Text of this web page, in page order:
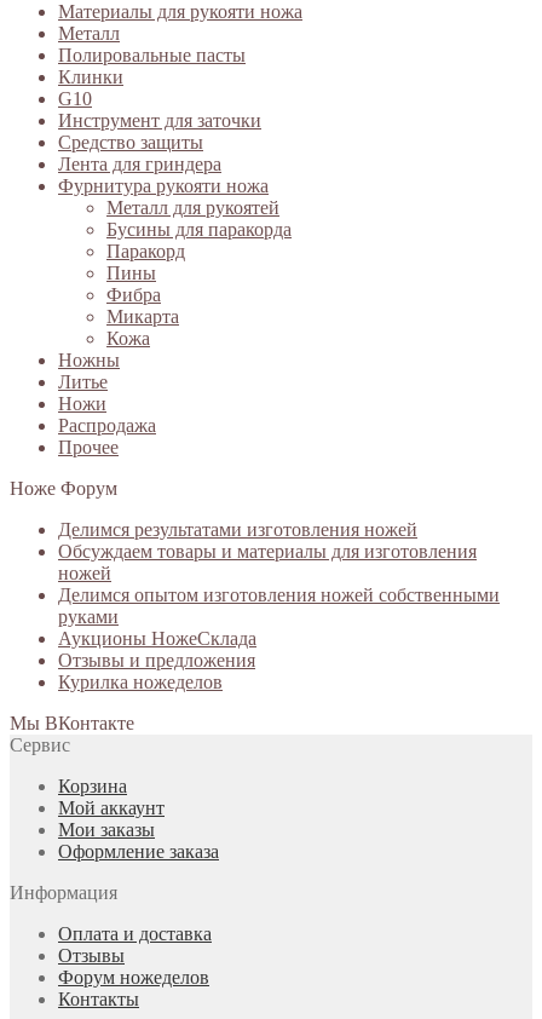
Материалы для рукояти ножа
Металл
Полировальные пасты
Клинки
G10
Инструмент для заточки
Средство защиты
Лента для гриндера
Фурнитура рукояти ножа
Металл для рукоятей
Бусины для паракорда
Паракорд
Пины
Фибра
Микарта
Кожа
Ножны
Литье
Ножи
Распродажа
Прочее
Ноже Форум
Делимся результатами изготовления ножей
Обсуждаем товары и материалы для изготовления
ножей
Делимся опытом изготовления ножей собственными
руками
Аукционы НожеСклада
Отзывы и предложения
Курилка ножеделов
Мы ВКонтакте
Сервис
Корзина
Мой аккаунт
Мои заказы
Оформление заказа
Информация
Оплата и доставка
Отзывы
Форум ножеделов
Контакты